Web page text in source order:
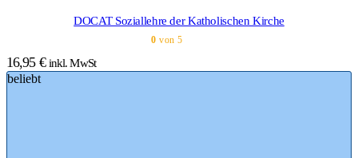
DOCAT Soziallehre der Katholischen Kirche
0 von 5
16,95 € inkl. MwSt
beliebt